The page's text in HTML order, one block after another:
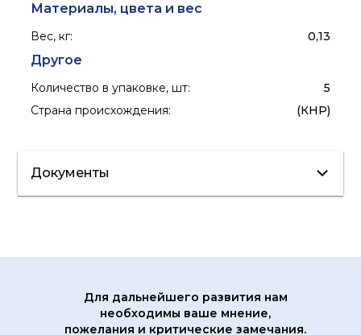
Материалы, цвета и вес
Вес, кг: 0,13
Другое
Количество в упаковке, шт:
5
Страна происхождения: (КНР)
Документы
продукции
Каталог продукции
Для дальнейшего развития нам
необходимы ваше мнение,
пожелания и критические замечания.